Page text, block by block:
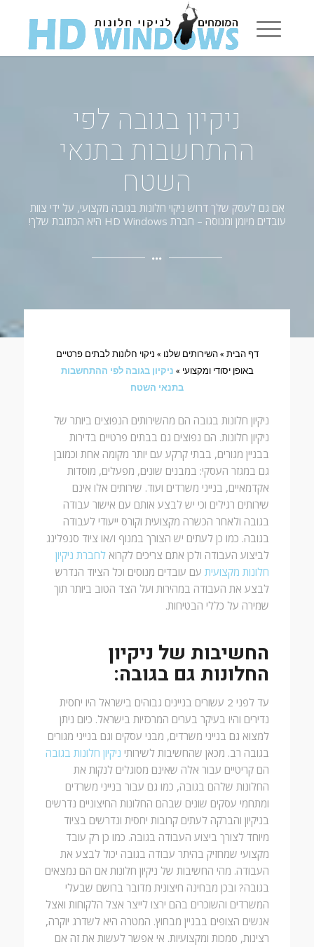
ניקיון בגובה לפי
ההתחשבות בתנאי
השטח
אם גם לעסק שלך דרוש ניקוי חלונות בגובה מקצועי, על ידי צוות
עובדים מיומן ומנוסה – חברת HD Windows היא הכתובת שלך!
דף הבית »השירותים שלנו » ניקוי חלונות לבתים פרטיים
באופן יסודי ומקצועי » ניקיון בגובה לפי ההתחשבות
בתנאי השטח
ניקיון חלונות בגובה הם מהשירותים הנפוצים ביותר של
ניקיון חלונות. הם נפוצים גם בבתים פרטיים בדירות
בבניין מגורים, בבתי קרקע עם יותר מקומה אחת וכמובן
גם במגזר העסקי: במבנים שונים, מפעלים, מוסדות
אקדמאיים, בנייני משרדים ועוד. שירותים אלו אינם
שירותים רגילים וכי יש לבצע אותם עם אישור עבודה
בגובה ולאחר הכשרה מקצועית וקורס ייעודי לעבודה
בגובה. כמו כן לעתים יש הצורך במנוף ו/או ציוד סנפלינג
לביצוע העבודה ולכן אתם צריכים לקרוא לחברת ניקיון
חלונות מקצועיתעם עובדים מנוסים וכל הציוד הנדרש
לבצע את העבודה במהירות ועל הצד הטוב ביותר תוך
שמירה על כללי הבטיחות.
החשיבות של ניקיון
החלונות גם בגובה:
עד לפני 2 עשורים בניינים גבוהים בישראל היו יחסית
נדירים והיו בעיקר בערים המרכזיות בישראל. כיום ניתן
למצוא גם בנייני משרדים, מבני עסקים וגם בנייני מגורים
בגובה רב. מכאן שהחשיבות לשירותי ניקיון חלונות בגובה
הם קריטיים עבור אלה שאינם מסוגלים לנקות את
החלונות שלהם בגובה, כמו גם עבור בנייני משרדים
ומתחמי עסקים שונים שבהם החלונות החיצוניים נדרשים
בניקיון והברקה לעתים קרובות יחסית ונדרשים בציוד
מיוחד לצורך ביצוע העבודה בגובה. כמו כן רק עובד
מקצועי שמחזיק בהיתר עבודה בגובה יכול לבצע את
העבודה. מהי החשיבות של ניקיון חלונות אם הם נמצאים
בגובה? ובכן מבחינה חיצונית מדובר ברושם שבעלי
המשרדים והשוכרים בהם ירצו לייצר אצל הלקוחות ואצל
אנשים הצופים בבניין מבחוץ. המטרה היא לשדרג יוקרה,
רצינות, סמכות ומקצועיות. אי אפשר לעשות את זה אם